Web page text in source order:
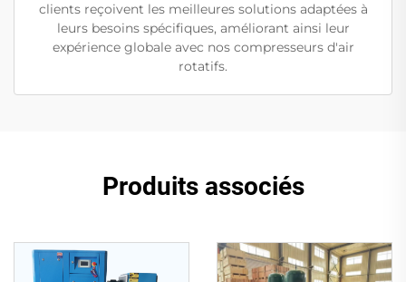
clients reçoivent les meilleures solutions adaptées à
leurs besoins spécifiques, améliorant ainsi leur
expérience globale avec nos compresseurs d'air
rotatifs.
Produits associés